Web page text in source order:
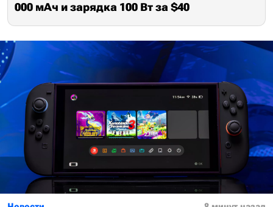
000 мАч и зарядка 100 Вт за $40